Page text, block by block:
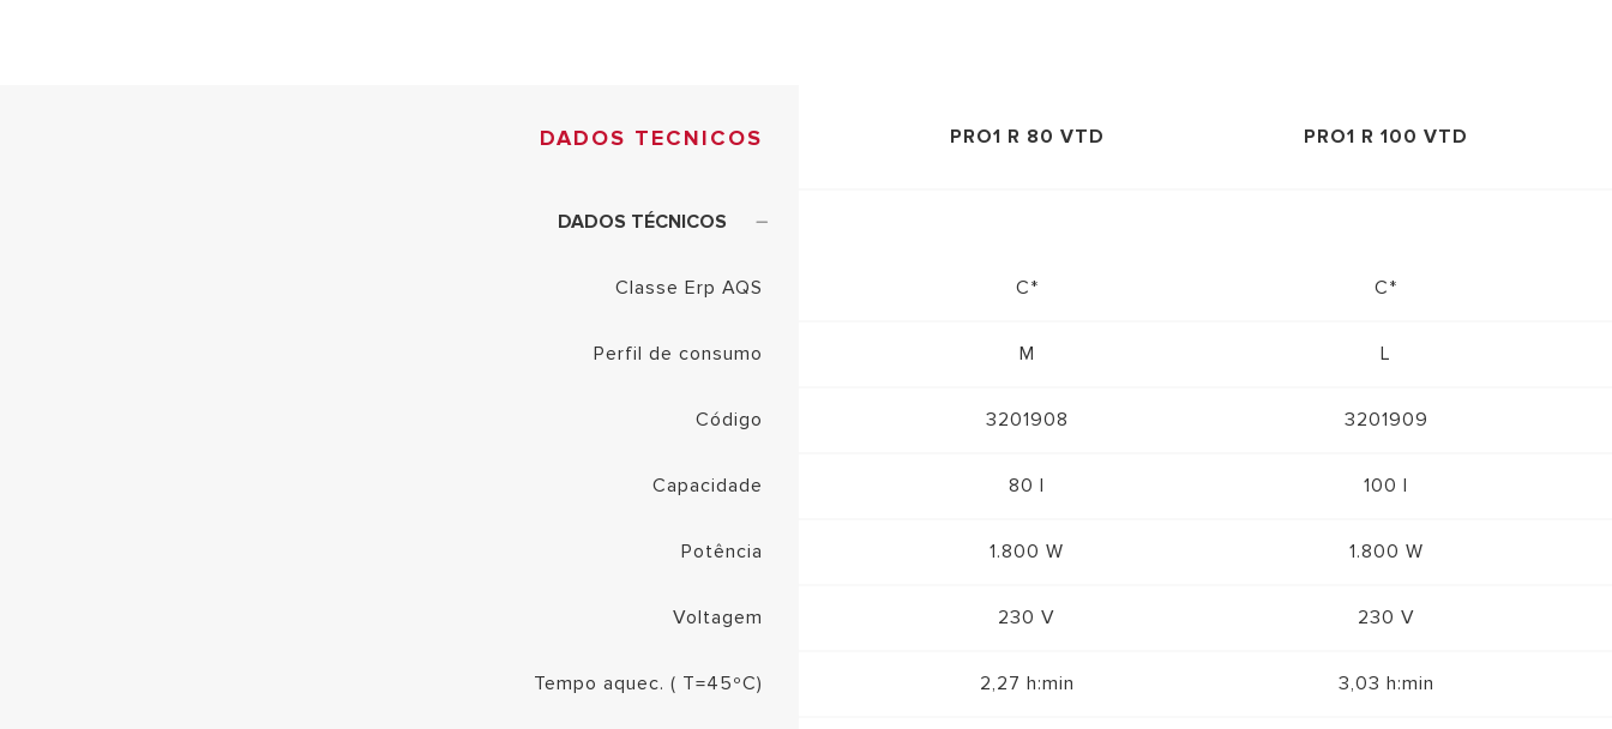
DADOS TECNICOS PRO1 R 80 VTD PRO1 R 100 VTD
DADOS TÉCNICOS
Classe Erp AQS C* C*
Perfil de consumo M L
Código 3201908 3201909
Capacidade 80 l 100 l
Potência 1.800 W 1.800 W
Voltagem 230 V 230 V
Tempo aquec. ( T=45ºC) 2,27 h:min 3,03 h:min